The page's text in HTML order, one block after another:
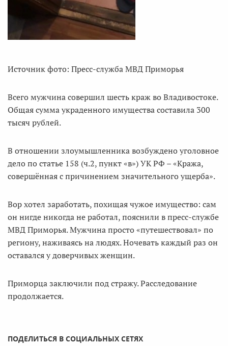
Источник фото: Пресс-служба МВД Приморья
Всего мужчина совершил шесть краж во Владивостоке.
Общая сумма украденного имущества составила 300
тысяч рублей.
В отношении злоумышленника возбуждено уголовное
дело по статье 158 (ч.2, пункт «в») УК РФ – «Кража,
совершённая с причинением значительного ущерба».
Вор хотел заработать, похищая чужое имущество: сам
он нигде никогда не работал, пояснили в пресс-службе
МВД Приморья. Мужчина просто «путешествовал» по
региону, наживаясь на людях. Ночевать каждый раз он
оставался у доверчивых женщин.
Приморца заключили под стражу. Расследование
продолжается.
ПОДЕЛИТЬСЯ В СОЦИАЛЬНЫХ СЕТЯХ